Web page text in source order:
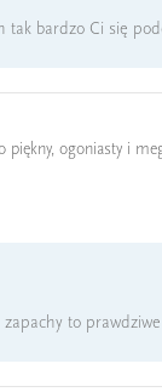
tak bardzo Ci się
ogoniasty i
to